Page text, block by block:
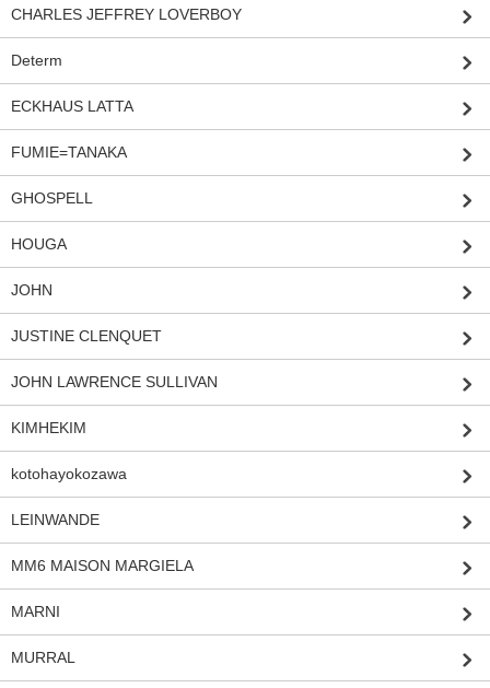
CHARLES JEFFREY LOVERBOY
Determ
ECKHAUS LATTA
FUMIE=TANAKA
GHOSPELL
HOUGA
JOHN
JUSTINE CLENQUET
JOHN LAWRENCE SULLIVAN
KIMHEKIM
kotohayokozawa
LEINWANDE
MM6 MAISON MARGIELA
MARNI
MURRAL